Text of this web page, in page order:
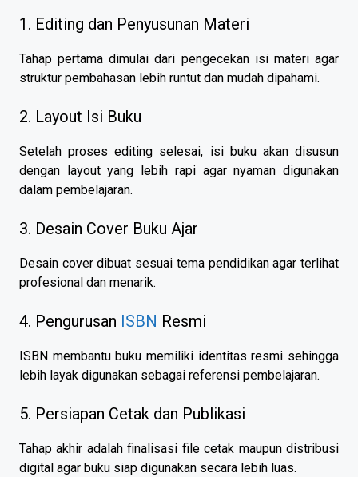
1. Editing dan Penyusunan Materi
Tahap pertama dimulai dari pengecekan isi materi agar
struktur pembahasan lebih runtut dan mudah dipahami.
2. Layout Isi Buku
Setelah proses editing selesai, isi buku akan disusun
dengan layout yang lebih rapi agar nyaman digunakan
dalam pembelajaran.
3. Desain Cover Buku Ajar
Desain cover dibuat sesuai tema pendidikan agar terlihat
profesional dan menarik.
4. Pengurusan ISBN Resmi
ISBN membantu buku memiliki identitas resmi sehingga
lebih layak digunakan sebagai referensi pembelajaran.
5. Persiapan Cetak dan Publikasi
Tahap akhir adalah finalisasi file cetak maupun distribusi
digital agar buku siap digunakan secara lebih luas.